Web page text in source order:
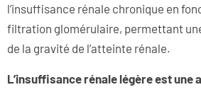
l’insuffisance rénale chronique en
filtration glomérulaire, permettant
de la gravité de l’atteinte rénale.
L’insuffisance rénale légère est une